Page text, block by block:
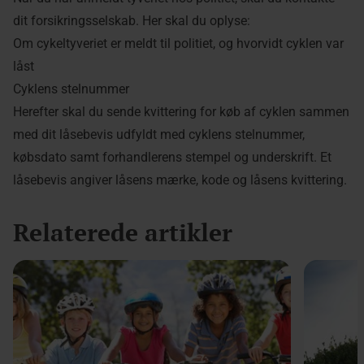
dit forsikringsselskab. Her skal du oplyse:
Om cykeltyveriet er meldt til politiet, og hvorvidt cyklen var
låst
Cyklens stelnummer
Herefter skal du sende kvittering for køb af cyklen sammen
med dit låsebevis udfyldt med cyklens stelnummer,
købsdato samt forhandlerens stempel og underskrift. Et
låsebevis angiver låsens mærke, kode og låsens kvittering.
Relaterede artikler